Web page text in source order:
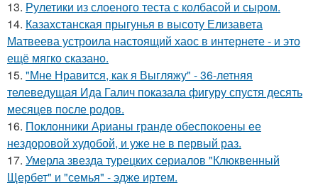
13. Рулетики из слоеного теста с колбасой и сыром.
14. Казахстанская прыгунья в высоту Елизавета
Матвеева устроила настоящий хаос в интернете - и это
ещё мягко сказано.
15. "Мне Нравится, как я Выгляжу" - 36-летняя
телеведущая Ида Галич показала фигуру спустя десять
месяцев после родов.
16. Поклонники Арианы гранде обеспокоены ее
нездоровой худобой, и уже не в первый раз.
17. Умерла звезда турецких сериалов "Клюквенный
Щербет" и "семья" - эдже иртем.